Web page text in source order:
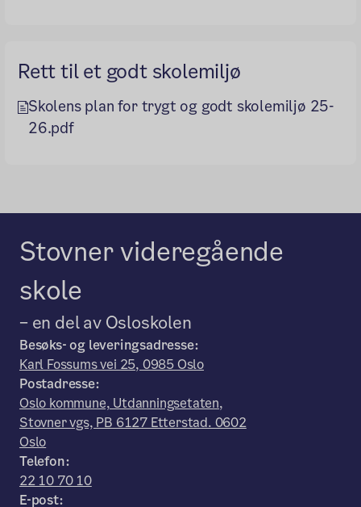
Rett til et godt skolemiljø
Skolens plan for trygt og godt skolemiljø 25-
26.pdf
Stovner videregående
skole
– en del av Osloskolen
Besøks- og leveringsadresse:
Karl Fossums vei 25, 0985 Oslo
Postadresse:
Oslo kommune, Utdanningsetaten,
Stovner vgs, PB 6127 Etterstad. 0602
Oslo
Telefon:
22 10 70 10
E-post: